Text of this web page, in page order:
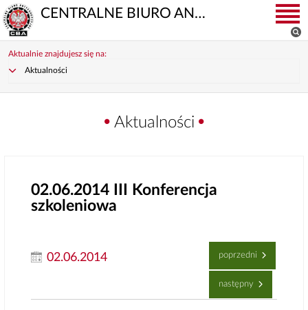
CENTRALNE BIURO ANTYKORUPCYJNE
Aktualnie znajdujesz się na:
Aktualności
Aktualności
02.06.2014 III Konferencja
szkoleniowa
02.06.2014 poprzedni
następny